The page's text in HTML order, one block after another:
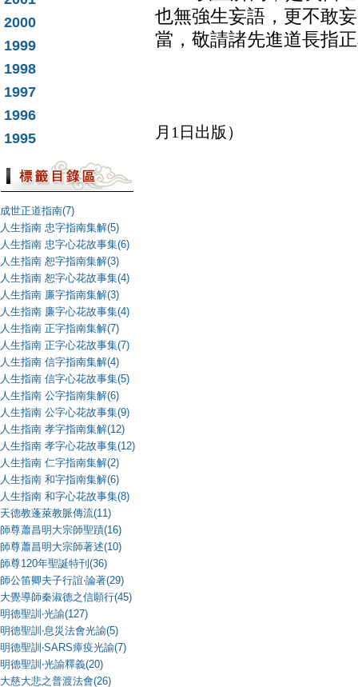
2000
1999
1998
1997
1996
1995
成世正道指南(7)
人生指南 忠字指南集解(5)
人生指南 忠字心花故事集(6)
人生指南 恕字指南集解(3)
人生指南 恕字心花故事集(4)
人生指南 廉字指南集解(3)
人生指南 廉字心花故事集(4)
人生指南 正字指南集解(7)
人生指南 正字心花故事集(7)
人生指南 信字指南集解(4)
人生指南 信字心花故事集(5)
人生指南 公字指南集解(6)
人生指南 公字心花故事集(9)
人生指南 孝字指南集解(12)
人生指南 孝字心花故事集(12)
人生指南 仁字指南集解(2)
人生指南 和字指南集解(6)
人生指南 和字心花故事集(8)
天德教蓬萊教脈傳流(11)
師尊蕭昌明大宗師聖蹟(16)
師尊蕭昌明大宗師著述(10)
師尊120年聖誕特刊(36)
師公笛卿夫子行誼‧論著(29)
大覺導師秦淑德之信願行(45)
明德聖訓‧光諭(127)
明德聖訓‧息災法會光諭(5)
明德聖訓‧SARS瘴疫光諭(7)
明德聖訓‧光諭釋義(20)
大慈大悲之普渡法會(26)
也無強生妄語，更不敢
當，敬請諸先進道長指
月1日出版）